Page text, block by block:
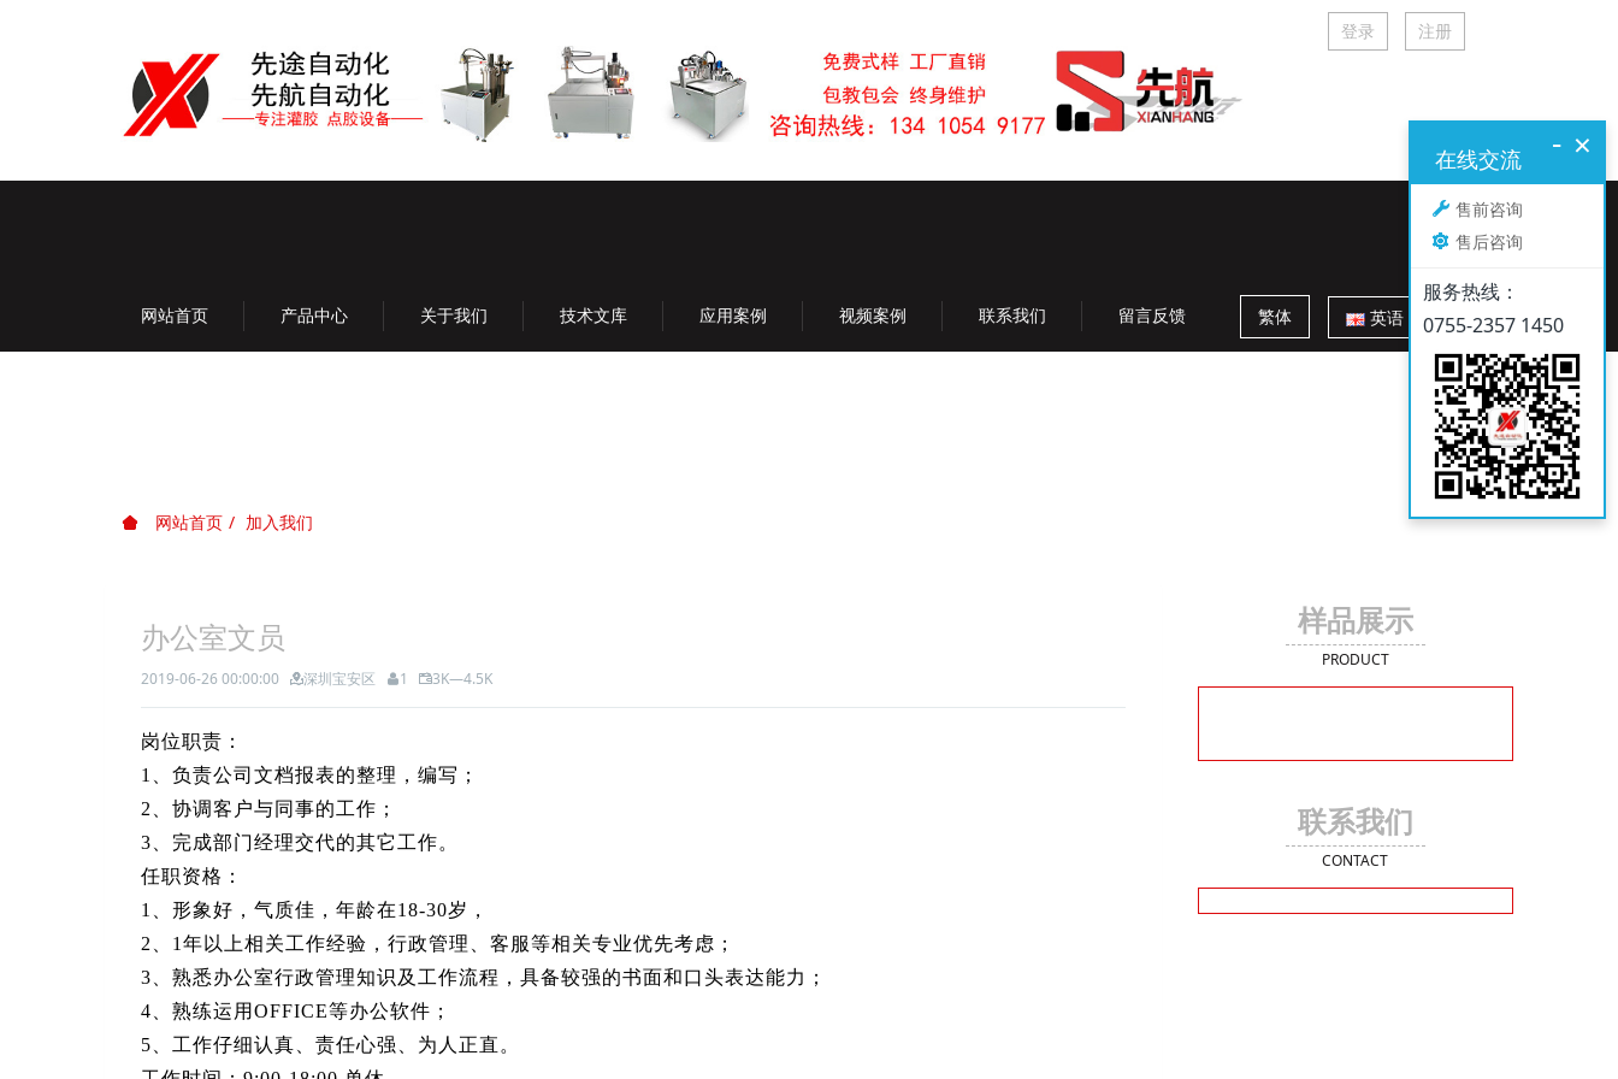
登录 注册
134 1054 9177
网站首页 产品中心 关于我们 技术文库 应用案例 视频案例 联系我们 留言反馈 繁体 英语
网站首页 加入我们
办公室文员
2019-06-26 00:00:00 深圳宝安区 1 3K—4.5K
岗位职责：
1、负责公司文档报表的整理，编写；
2、协调客户与同事的工作；
3、完成部门经理交代的其它工作。
任职资格：
1、形象好，气质佳，年龄在18-30岁，
2、1年以上相关工作经验，行政管理、客服等相关专业优先考虑；
3、熟悉办公室行政管理知识及工作流程，具备较强的书面和口头表达能力；
4、熟练运用OFFICE等办公软件；
5、工作仔细认真、责任心强、为人正直。
样品展示
PRODUCT
联系我们
CONTACT
×
-
在线交流
售前咨询
售后咨询
服务热线：
0755-2357 1450